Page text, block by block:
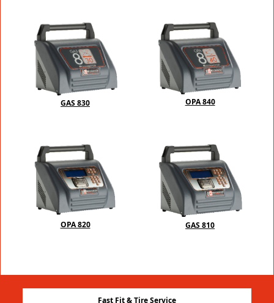
GAS 830 OPA 840
OPA 820 GAS 810
Fast Fit & Tire Service